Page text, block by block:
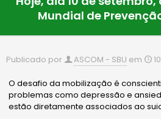
Mundial de
Publicado por ASCOM - SBU em
O desafio da mobilização é
problemas como depressão e
estão diretamente associados ao